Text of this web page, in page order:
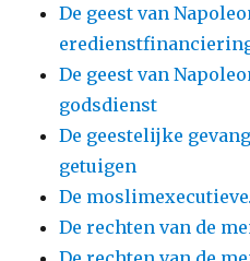
De geest van
De geest van
godsdienst
De geestelijke
getuigen
De
De rechten van de